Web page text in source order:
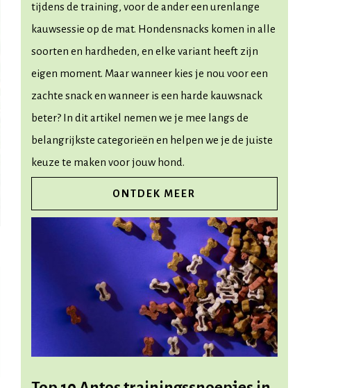
tijdens de training, voor de ander een urenlange
kauwsessie op de mat. Hondensnacks komen in alle
soorten en hardheden, en elke variant heeft zijn
eigen moment. Maar wanneer kies je nou voor een
zachte snack en wanneer is een harde kauwsnack
beter? In dit artikel nemen we je mee langs de
belangrijkste categorieën en helpen we je de juiste
keuze te maken voor jouw hond.
ONTDEK MEER